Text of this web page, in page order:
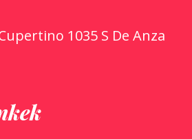
1035 S De Anza